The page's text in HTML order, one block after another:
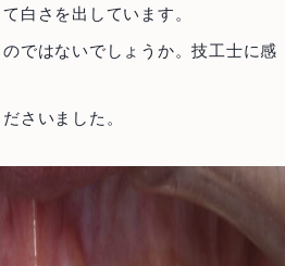
白さを出しています。
ではないでしょうか。技工士に感
さいました。